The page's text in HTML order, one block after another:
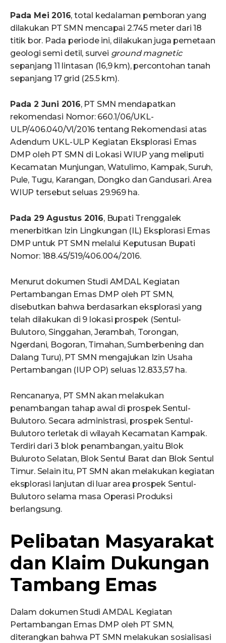
Pada Mei 2016, total kedalaman pemboran yang
dilakukan PT SMN mencapai 2.745 meter dari 18
titik bor. Pada periode ini, dilakukan juga pemetaan
geologi semi detil, survei ground magnetic
sepanjang 11 lintasan (16,9 km), percontohan tanah
sepanjang 17 grid (25.5 km).
Pada 2 Juni 2016, PT SMN mendapatkan
rekomendasi Nomor: 660.1/06/UKL-
ULP/406.040/VI/2016 tentang Rekomendasi atas
Adendum UKL-ULP Kegiatan Eksplorasi Emas
DMP oleh PT SMN di Lokasi WIUP yang meliputi
Kecamatan Munjungan, Watulimo, Kampak, Suruh,
Pule, Tugu, Karangan, Dongko dan Gandusari. Area
WIUP tersebut seluas 29.969 ha.
Pada 29 Agustus 2016, Bupati Trenggalek
menerbitkan Izin Lingkungan (IL) Eksplorasi Emas
DMP untuk PT SMN melalui Keputusan Bupati
Nomor: 188.45/519/406.004/2016.
Menurut dokumen Studi AMDAL Kegiatan
Pertambangan Emas DMP oleh PT SMN,
disebutkan bahwa berdasarkan eksplorasi yang
telah dilakukan di 9 lokasi prospek (Sentul-
Bulutoro, Singgahan, Jerambah, Torongan,
Ngerdani, Bogoran, Timahan, Sumberbening dan
Dalang Turu), PT SMN mengajukan Izin Usaha
Pertambangan (IUP OP) seluas 12.833,57 ha.
Rencananya, PT SMN akan melakukan
penambangan tahap awal di prospek Sentul-
Bulutoro. Secara administrasi, prospek Sentul-
Bulutoro terletak di wilayah Kecamatan Kampak.
Terdiri dari 3 blok penambangan, yaitu Blok
Buluroto Selatan, Blok Sentul Barat dan Blok Sentul
Timur. Selain itu, PT SMN akan melakukan kegiatan
eksplorasi lanjutan di luar area prospek Sentul-
Bulutoro selama masa Operasi Produksi
berlangsung.
Pelibatan Masyarakat
dan Klaim Dukungan
Tambang Emas
Dalam dokumen Studi AMDAL Kegiatan
Pertambangan Emas DMP oleh PT SMN,
diterangkan bahwa PT SMN melakukan sosialisasi